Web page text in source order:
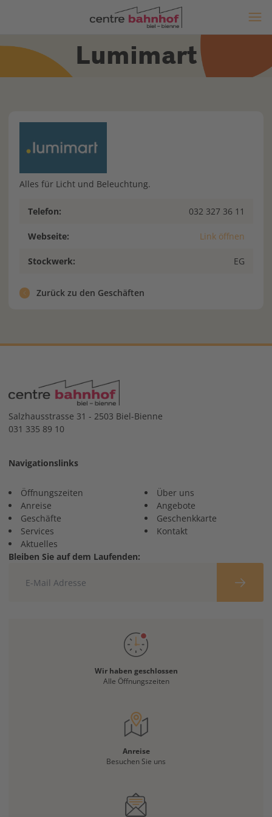
Lumimart
Alles für Licht und Beleuchtung.
Telefon: 032 327 36 11
Webseite: Link öffnen
Stockwerk: EG
Zurück zu den Geschäften
Salzhausstrasse 31 - 2503 Biel-Bienne
031 335 89 10
Navigationslinks
Öffnungszeiten
Anreise
Geschäfte
Services
Aktuelles
Über uns
Angebote
Geschenkkarte
Kontakt
Bleiben Sie auf dem Laufenden:
Wir haben geschlossen
Alle Öffnungszeiten
Anreise
Besuchen Sie uns